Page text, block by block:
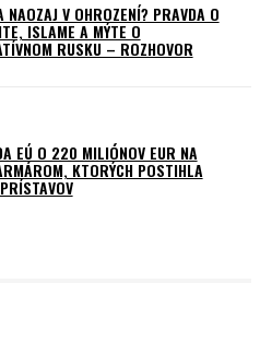
NAOZAJ V OHROZENÍ? PRAVDA O
ISLAME A MÝTE O
RUSKU – ROZHOVOR
EÚ O 220 MILIÓNOV EUR NA
KTORÝCH POSTIHLA